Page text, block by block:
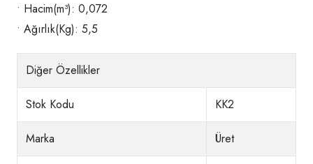
• Hacim(m³): 0,072
• Ağırlık(Kg): 5,5
Diğer Özellikler
Stok Kodu KK2
Marka Üret